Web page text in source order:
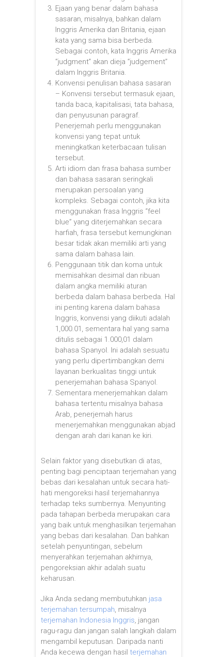
Ejaan yang benar dalam bahasa
sasaran, misalnya, bahkan dalam
Inggris Amerika dan Britania, ejaan
kata yang sama bisa berbeda.
Sebagai contoh, kata Inggris Amerika
“judgment” akan dieja “judgement”
dalam Inggris Britania.
Konvensi penulisan bahasa sasaran
– Konvensi tersebut termasuk ejaan,
tanda baca, kapitalisasi, tata bahasa,
dan penyusunan paragraf.
Penerjemah perlu menggunakan
konvensi yang tepat untuk
meningkatkan keterbacaan tulisan
tersebut.
Arti idiom dan frasa bahasa sumber
dan bahasa sasaran seringkali
merupakan persoalan yang
kompleks. Sebagai contoh, jika kita
menggunakan frasa Inggris “feel
blue” yang diterjemahkan secara
harfiah, frasa tersebut kemungkinan
besar tidak akan memiliki arti yang
sama dalam bahasa lain.
Penggunaan titik dan koma untuk
memisahkan desimal dan ribuan
dalam angka memiliki aturan
berbeda dalam bahasa berbeda. Hal
ini penting karena dalam bahasa
Inggris, konvensi yang diikuti adalah
1,000.01, sementara hal yang sama
ditulis sebagai 1.000,01 dalam
bahasa Spanyol. Ini adalah sesuatu
yang perlu dipertimbangkan demi
layanan berkualitas tinggi untuk
penerjemahan bahasa Spanyol.
Sementara menerjemahkan dalam
bahasa tertentu misalnya bahasa
Arab, penerjemah harus
menerjemahkan menggunakan abjad
dengan arah dari kanan ke kiri.
Selain faktor yang disebutkan di atas,
penting bagi penciptaan terjemahan yang
bebas dari kesalahan untuk secara hati-
hati mengoreksi hasil terjemahannya
terhadap teks sumbernya. Menyunting
pada tahapan berbeda merupakan cara
yang baik untuk menghasilkan terjemahan
yang bebas dari kesalahan. Dan bahkan
setelah penyuntingan, sebelum
menyerahkan terjemahan akhirnya,
pengoreksian akhir adalah suatu
keharusan.
Jika Anda sedang membutuhkan jasa
terjemahan tersumpah, misalnya
terjemahan Indonesia Inggris, jangan
ragu-ragu dan jangan salah langkah dalam
mengambil keputusan. Daripada nanti
Anda kecewa dengan hasil terjemahan